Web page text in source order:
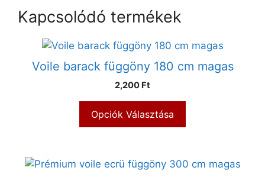
Kapcsolódó termékek
Voile barack függöny 180 cm magas
2,200 Ft
Opciók Választása